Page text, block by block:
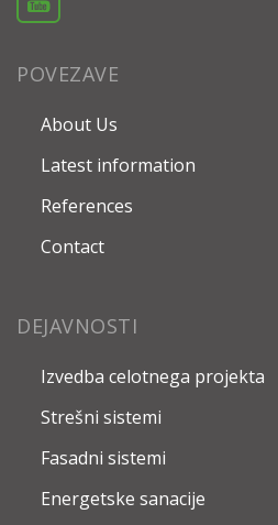
POVEZAVE
About Us
Latest information
References
Contact
DEJAVNOSTI
Izvedba celotnega projekta
Strešni sistemi
Fasadni sistemi
Energetske sanacije